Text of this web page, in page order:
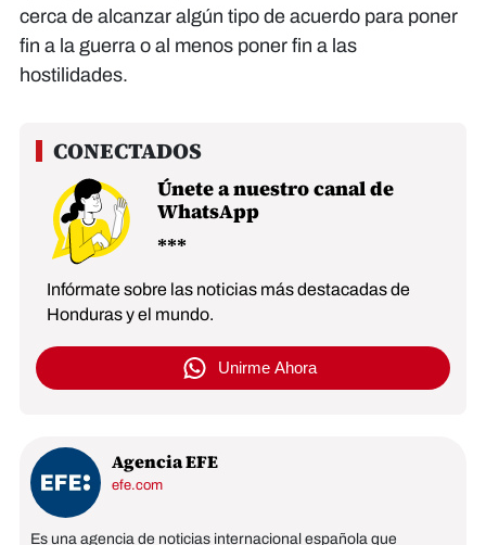
cerca de alcanzar algún tipo de acuerdo para poner
fin a la guerra o al menos poner fin a las
hostilidades.
Únete a nuestro canal de
WhatsApp
Infórmate sobre las noticias más destacadas de
Honduras y el mundo.
Unirme Ahora
Agencia EFE
efe.com
Es una agencia de noticias internacional española que